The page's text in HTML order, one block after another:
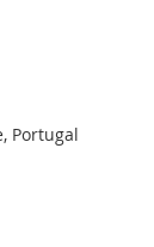
Portugal